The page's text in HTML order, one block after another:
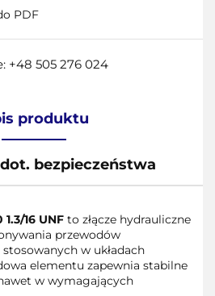
PDF
+48 505 276 024
produktu
bezpieczeństwa
16 UNF to złącze hydrauliczne
przewodów
w układach
elementu zapewnia stabilne
w wymagających